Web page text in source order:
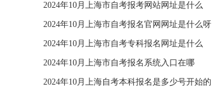
2024年10月上海市自考报考网站网址是什么
2024年10月上海市自考报名官网网址是什么呀
2024年10月上海市自考专科报名网址是什么
2024年10月上海市自考报名系统入口在哪
2024年10月上海自考本科报名是多少号开始的